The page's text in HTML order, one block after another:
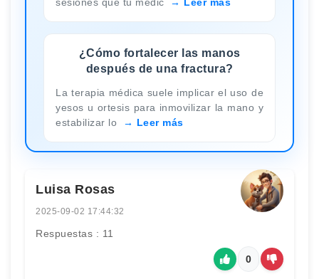
¿Cómo fortalecer las manos
después de una fractura?
La terapia médica suele implicar el uso de
yesos u ortesis para inmovilizar la mano y
estabilizar lo
Leer más
Luisa Rosas
2025-09-02 17:44:32
Respuestas : 11
0